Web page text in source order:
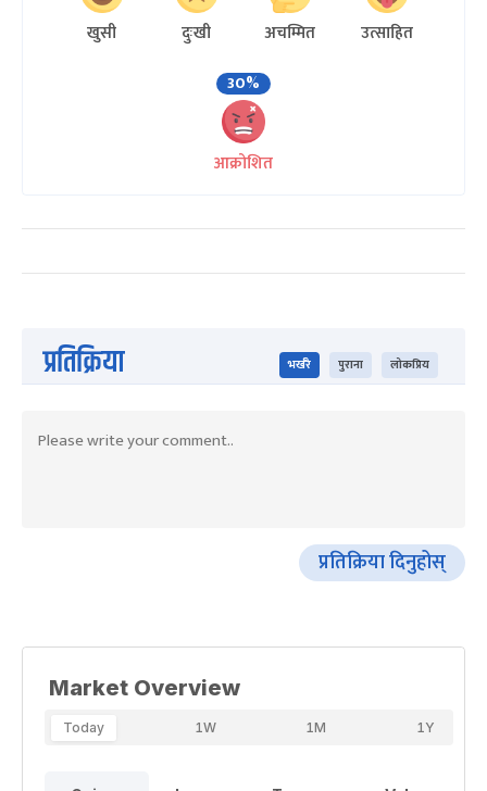
खुसी दुःखी अचम्मित
उत्साहित
30%
आक्रोशित
प्रतिक्रिया भर्खरै पुराना लोकप्रिय
प्रतिक्रिया दिनुहोस्